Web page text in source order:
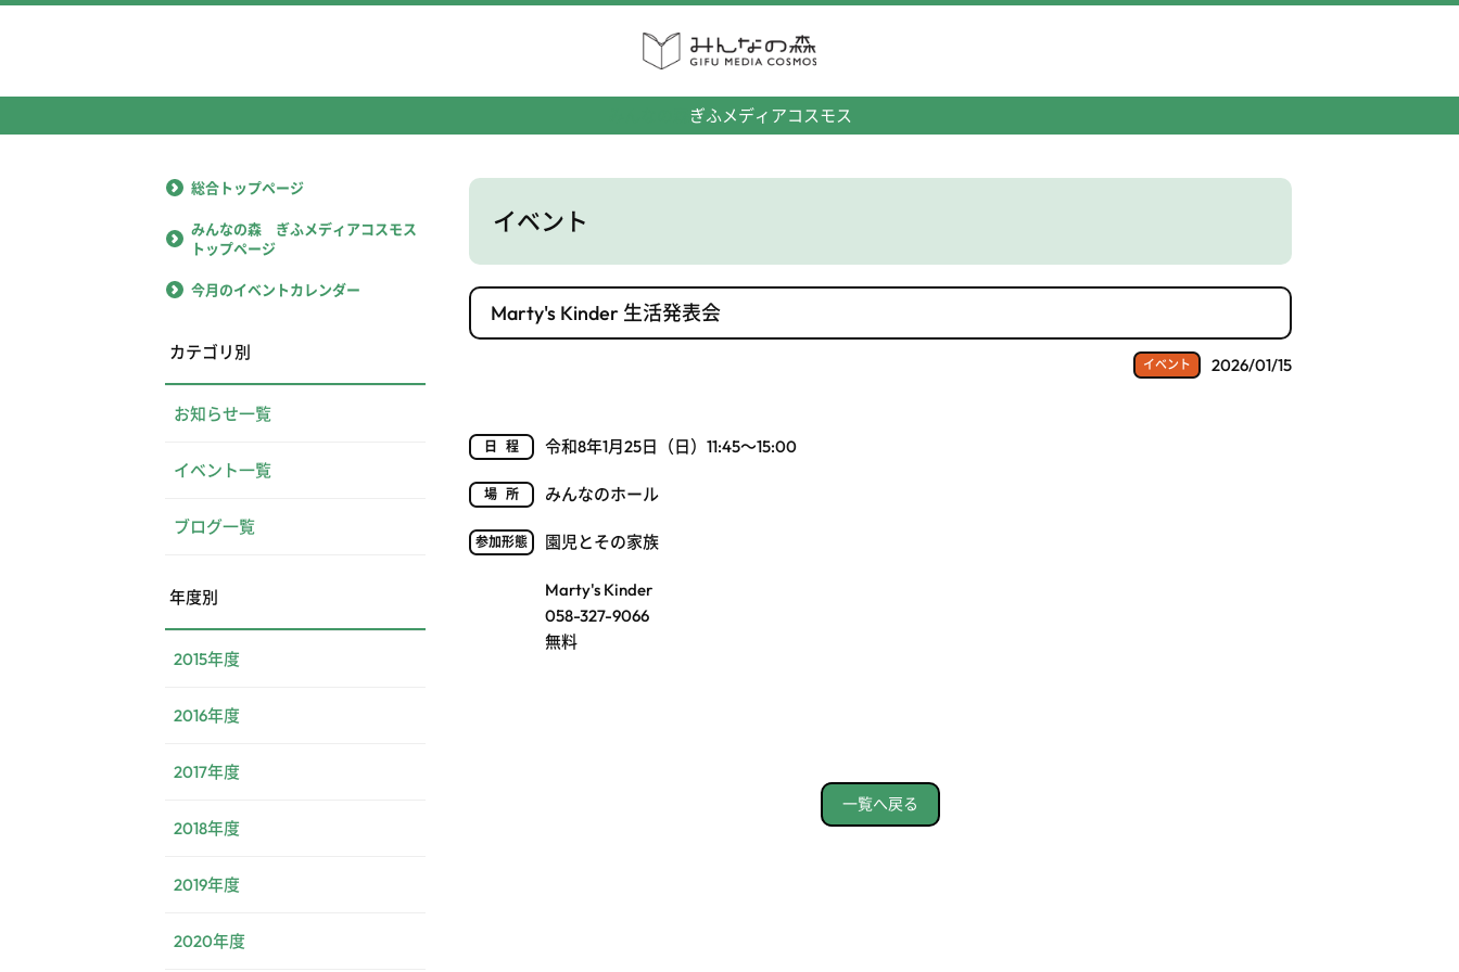
ぎふメディアコスモス
イベント
Marty's Kinder 生活発表会
イベント 2026/01/15
日程 令和8年1月25日（日）11:45～15:00
場所 みんなのホール
参加形態 園児とその家族
Marty's Kinder
058-327-9066
無料
一覧へ戻る
総合トップページ
みんなの森 ぎふメディアコスモス
トップページ
今月のイベントカレンダー
カテゴリ別
お知らせ一覧
イベント一覧
ブログ一覧
年度別
2015年度
2016年度
2017年度
2018年度
2019年度
2020年度